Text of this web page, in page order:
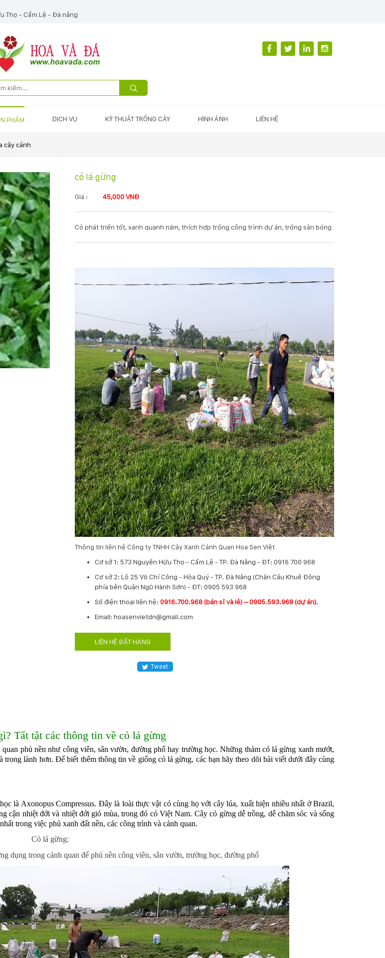
Thọ - Cẩm Lệ - Đà nẵng
PHẨM DỊCH VỤ KỸ THUẬT TRỒNG CÂY HÌNH ẢNH LIÊN HỆ
cây cảnh
cỏ lá gừng
Giá : 45,000 VNĐ
Cỏ phát triển tốt, xanh quanh năm, thích hợp trồng công trình dự án, trồng sân bóng
Thông tin liên hệ Công ty TNHH Cây Xanh Cảnh Quan Hoa Sen Việt
Cơ sở 1: 573 Nguyễn Hữu Thọ - Cẩm Lệ - TP. Đà Nẵng - ĐT: 0916 700 968
Cơ sở 2: Lô 25 Võ Chí Công - Hòa Quý - TP. Đà Nẵng (Chân Cầu Khuê Đông
phía bên Quận Ngũ Hành Sơn) - ĐT: 0905 593 968
​Số điện thoại liên hệ: 0916.700.968 (bán sỉ và lẻ) – 0905.593.968 (dự án).
Email: hoasenvietdn@gmail.com
LIÊN HỆ ĐẶT HÀNG
Tweet
Tất tật các thông tin về cỏ lá gừng
phủ nền như công viên, sân vườn, đường phố hay trường học. Những thảm cỏ lá gừng xanh mướt,
trong lành hơn. Để biết thêm thông tin về giống cỏ lá gừng, các bạn hãy theo dõi bài viết dưới đây cùng
là Axonopus Compressus. Đây là loài thực vật có cùng họ với cây lúa, xuất hiện nhiều nhất ở Brazil,
cận nhiệt đới và nhiệt đới gió mùa, trong đó có Việt Nam. Cây cỏ gừng dễ trồng, dễ chăm sóc và sống
trong việc phủ xanh đất nền, các công trình và cảnh quan.
Cỏ lá gừng:
dụng trong cảnh quan để phủ nền công viên, sân vườn, trường học, đường phố